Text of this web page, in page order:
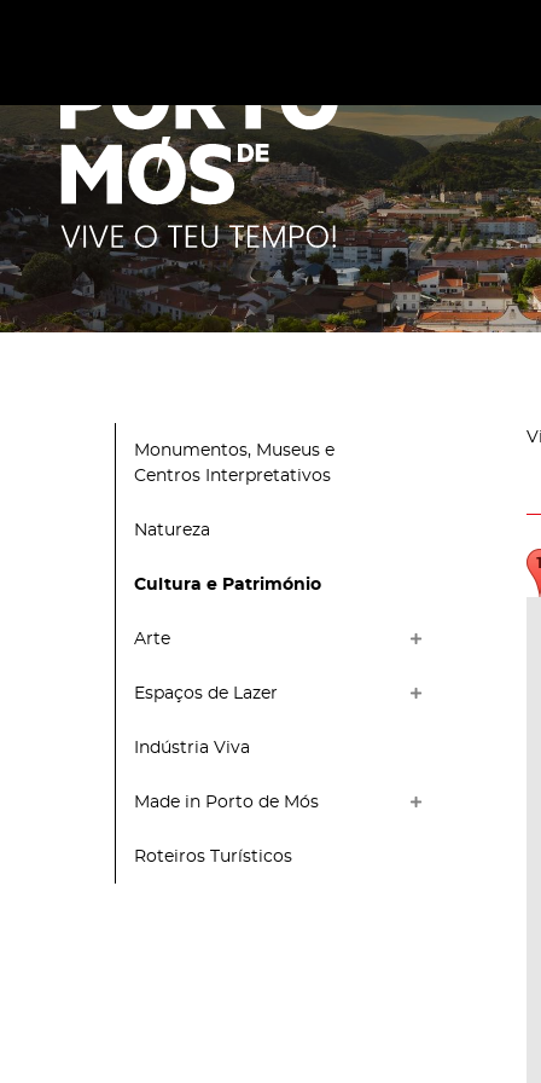
Monumentos, Museus e
Centros Interpretativos
Natureza
Cultura e Património
Arte
Espaços de Lazer
Indústria Viva
Made in Porto de Mós
Roteiros Turísticos